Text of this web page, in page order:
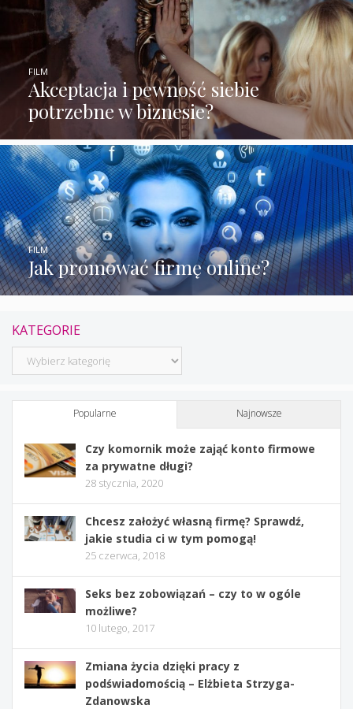
Akceptacja i pewność siebie
potrzebne w biznesie?
FILM
Jak promować firmę online?
FILM
KATEGORIE
Kategorie
Popularne Najnowsze
Czy komornik może zająć konto firmowe
za prywatne długi?
28 stycznia, 2020
Chcesz założyć własną firmę? Sprawdź,
jakie studia ci w tym pomogą!
25 czerwca, 2018
Seks bez zobowiązań – czy to w ogóle
możliwe?
10 lutego, 2017
Zmiana życia dzięki pracy z
podświadomością – Elżbieta Strzyga-
Zdanowska